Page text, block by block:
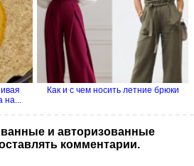
на...
Как и с чем носить летние брюки
и авторизованные
комментарии.